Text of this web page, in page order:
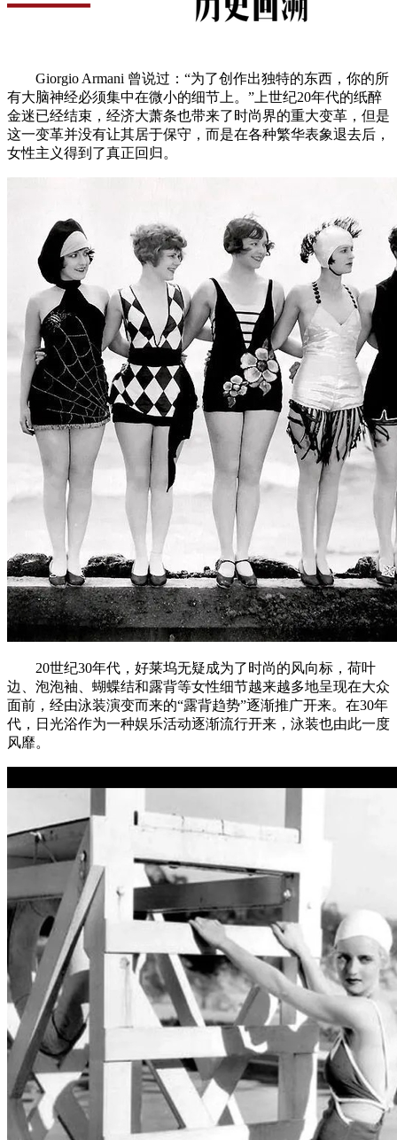
Giorgio Armani 曾说过：“为了创作出独特的东西，你的所
有大脑神经必须集中在微小的细节上。”上世纪20年代的纸醉
金迷已经结束，经济大萧条也带来了时尚界的重大变革，但是
这一变革并没有让其居于保守，而是在各种繁华表象退去后，
女性主义得到了真正回归。
20世纪30年代，好莱坞无疑成为了时尚的风向标，荷叶
边、泡泡袖、蝴蝶结和露背等女性细节越来越多地呈现在大众
面前，经由泳装演变而来的“露背趋势”逐渐推广开来。在30年
代，日光浴作为一种娱乐活动逐渐流行开来，泳装也由此一度
风靡。